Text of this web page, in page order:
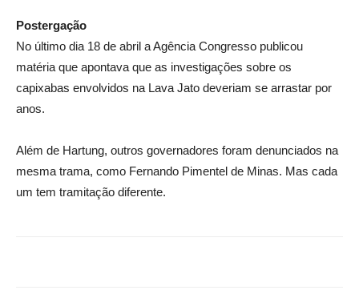
Postergação
No último dia 18 de abril a Agência Congresso publicou
matéria que apontava que as investigações sobre os
capixabas envolvidos na Lava Jato deveriam se arrastar por
anos.
Além de Hartung, outros governadores foram denunciados na
mesma trama, como Fernando Pimentel de Minas. Mas cada
um tem tramitação diferente.